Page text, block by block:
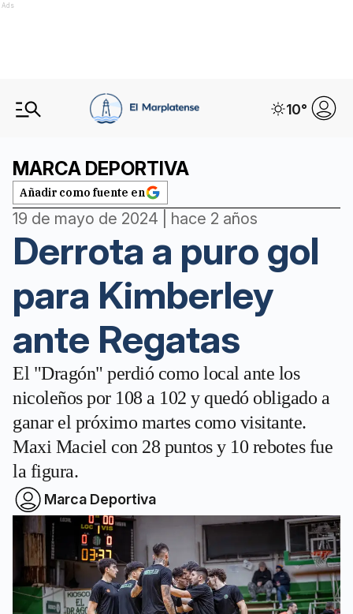
Ads
10°
MARCA DEPORTIVA
Añadir como fuente en
19 de mayo de 2024 | hace 2 años
Derrota a puro gol
para Kimberley
ante Regatas
El "Dragón" perdió como local ante los
nicoleños por 108 a 102 y quedó obligado a
ganar el próximo martes como visitante.
Maxi Maciel con 28 puntos y 10 rebotes fue
la figura.
Marca Deportiva